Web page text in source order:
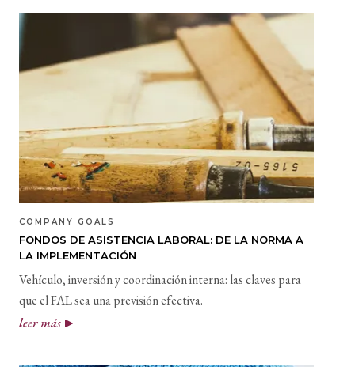
COMPANY GOALS
FONDOS DE ASISTENCIA LABORAL: DE LA NORMA A
LA IMPLEMENTACIÓN
Vehículo, inversión y coordinación interna: las claves para
que el FAL sea una previsión efectiva.
leer más